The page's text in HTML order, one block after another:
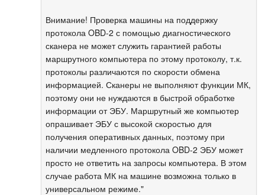
Внимание! Проверка машины на поддержку
протокола OBD-2 с помощью диагностического
сканера не может служить гарантией работы
маршрутного компьютера по этому протоколу, т.к.
протоколы различаются по скорости обмена
информацией. Сканеры не выполняют функции МК,
поэтому они не нуждаются в быстрой обработке
информации от ЭБУ. Маршрутный же компьютер
опрашивает ЭБУ с высокой скоростью для
получения оперативных данных, поэтому при
наличии медленного протокола OBD-2 ЭБУ может
просто не ответить на запросы компьютера. В этом
случае работа МК на машине возможна только в
универсальном режиме."